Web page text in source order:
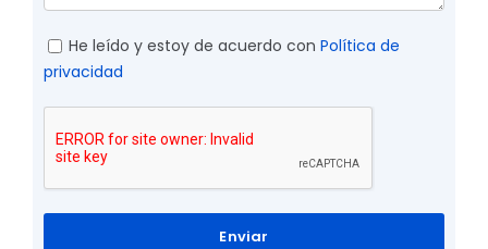
He leído y estoy de acuerdo con Política de
privacidad
Enviar